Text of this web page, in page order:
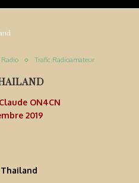
Trafic Radioamateur
Claude ON4CN
2019